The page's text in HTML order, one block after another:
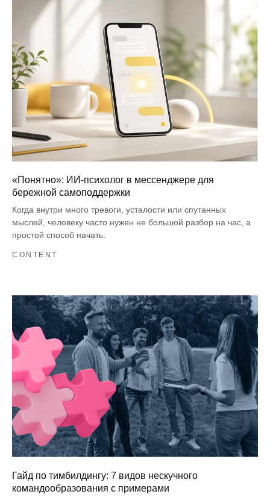
«Понятно»: ИИ-психолог в мессенджере для
бережной самоподдержки
Когда внутри много тревоги, усталости или спутанных
мыслей, человеку часто нужен не большой разбор на час, а
простой способ начать.
CONTENT
Гайд по тимбилдингу: 7 видов нескучного
командообразования с примерами